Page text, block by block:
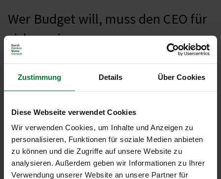
Zustimmung Details Über Cookies
Diese Webseite verwendet Cookies
Wir verwenden Cookies, um Inhalte und Anzeigen zu
personalisieren, Funktionen für soziale Medien anbieten
zu können und die Zugriffe auf unsere Website zu
analysieren. Außerdem geben wir Informationen zu Ihrer
Verwendung unserer Website an unsere Partner für
Wer Budget will, muss den CEO für
sich gewinnen
Einkaufsorganisationen konnten folgende Aussagen noch einmal
herausgearbeitet werden:
und ihn vom Wertbeitrag des Einkaufs überzeugen
(„Einsparungen sind zu 100% ergebniswirksam“, „Wenn ich ein
eProcurementSystem bekomme, brauche ich weniger
Mitarbeiter“)
Nur wenn man als Einkaufsleiter auch ein verbindliches
Commitment zur Erzielung von Einsparungen und